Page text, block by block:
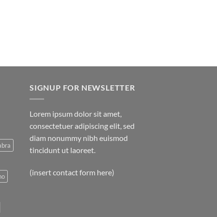
SIGNUP FOR NEWSLETTER
Lorem ipsum dolor sit amet,
consectetuer adipiscing elit, sed
diam nonummy nibh euismod
tincidunt ut laoreet.
(insert contact form here)